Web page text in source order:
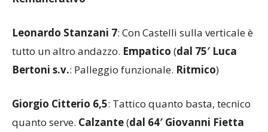
Leonardo Stanzani 7: Con Castelli sulla verticale è
tutto un altro andazzo. Empatico (dal 75′ Luca
Bertoni s.v.: Palleggio funzionale. Ritmico)
Giorgio Citterio 6,5: Tattico quanto basta, tecnico
quanto serve. Calzante(dal 64′ Giovanni Fietta